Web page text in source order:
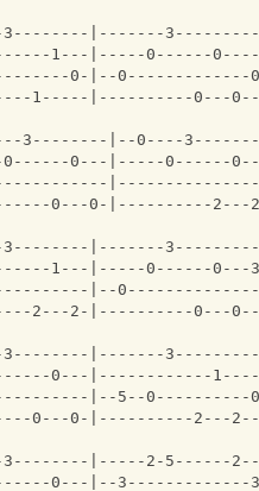
|-------
1---|-----0------
0-|--0-------------
1-----|----------0---
3--------|--0----
0---|-----0------
0---0-|----------2---
|-------
1---|-----0------0---
|--
2---2-|----------0---
|-------
0---|------------
|--5--0----------
0---0-|----------2---
|-----2-5------
0---|--3-------------